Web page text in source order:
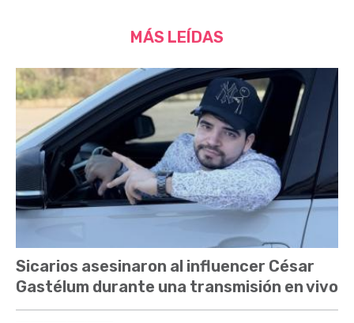
MÁS LEÍDAS
Sicarios asesinaron al influencer César
Gastélum durante una transmisión en vivo